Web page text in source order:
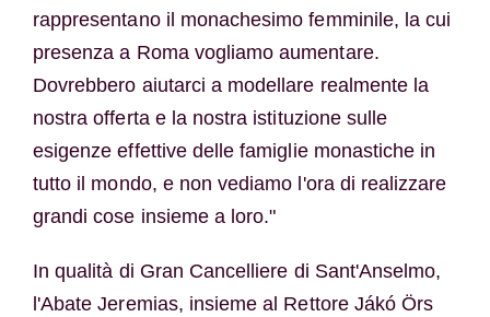
rappresentano il monachesimo femminile, la cui
presenza a Roma vogliamo aumentare.
Dovrebbero aiutarci a modellare realmente la
nostra offerta e la nostra istituzione sulle
esigenze effettive delle famiglie monastiche in
tutto il mondo, e non vediamo l'ora di realizzare
grandi cose insieme a loro."
In qualità di Gran Cancelliere di Sant'Anselmo,
l'Abate Jeremias, insieme al Rettore Jákó Örs